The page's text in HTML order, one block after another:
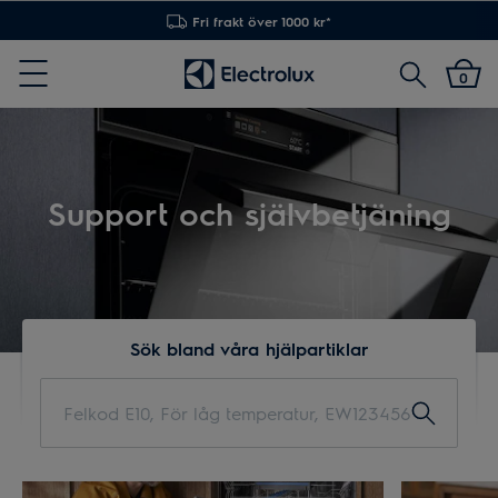
Fri frakt över 1000 kr*
Menu
Sök 0
Support och självbetjäning
Sök bland våra hjälpartiklar
E10,
För